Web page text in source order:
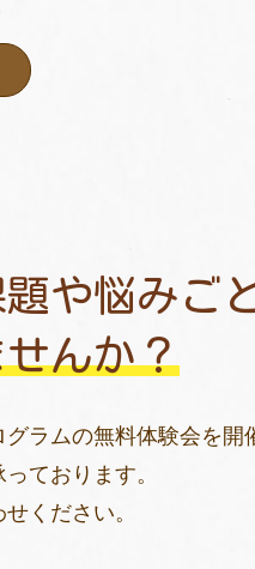
や悩みご
んか？
ラムの無料体験会を開
ております。
ください。